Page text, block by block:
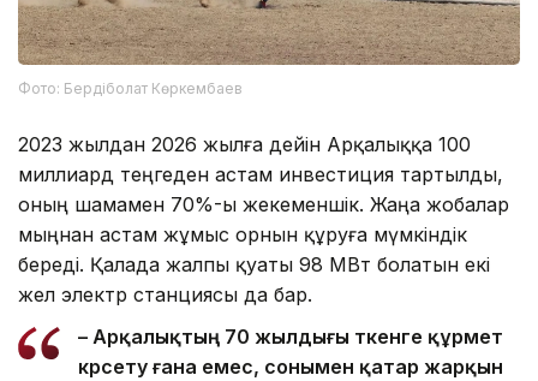
Фото: Бердіболат Көркембаев
2023 жылдан 2026 жылға дейін Арқалыққа 100
миллиард теңгеден астам инвестиция тартылды,
оның шамамен 70%-ы жекеменшік. Жаңа жобалар
мыңнан астам жұмыс орнын құруға мүмкіндік
береді. Қалада жалпы қуаты 98 МВт болатын екі
жел электр станциясы да бар.
– Арқалықтың 70 жылдығы өткенге құрмет
көрсету ғана емес, сонымен қатар жарқын